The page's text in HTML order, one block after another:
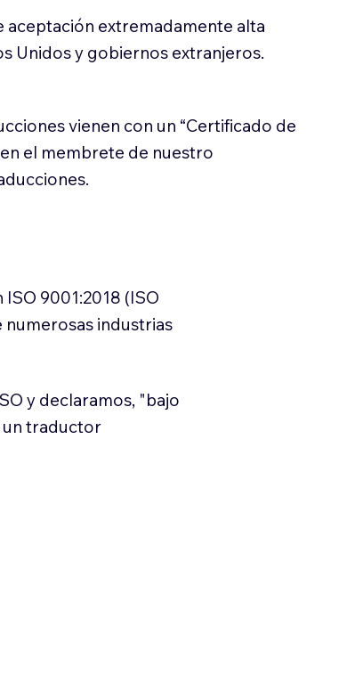
aceptación extremadamente alta
Unidos y gobiernos extranjeros.
vienen con un “Certificado de
el membrete de nuestro
9001:2018 (ISO
industrias
y declaramos, "bajo
un traductor